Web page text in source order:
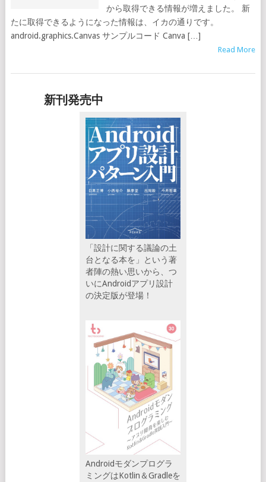
から取得できる情報が増えました。 新
たに取得できるようになった情報は、イカの通りです。
android.graphics.Canvas サンプルコード Canva […]
Read More
新刊発売中
「設計に関する議論の土
台となる本を」という著
者陣の熱い思いから、つ
いにAndroidアプリ設計
の決定版が登場！
Androidモダンプログラ
ミングはKotlin＆Gradleを